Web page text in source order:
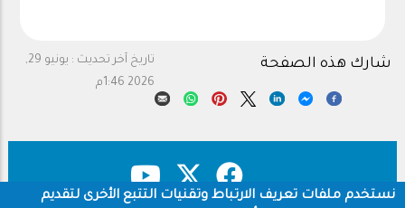
تاريخ آخر تحديث :
يونيو 29,
2026 1:46م
شارك هذه الصفحة
نستخدم ملفات تعريف الارتباط وتقنيات التتبع الأخرى لتقديم